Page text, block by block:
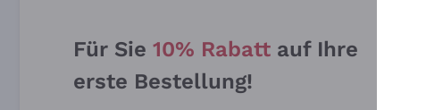
Für Sie 10% Rabatt auf Ihre
erste Bestellung!